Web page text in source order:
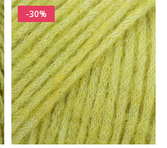
-30%